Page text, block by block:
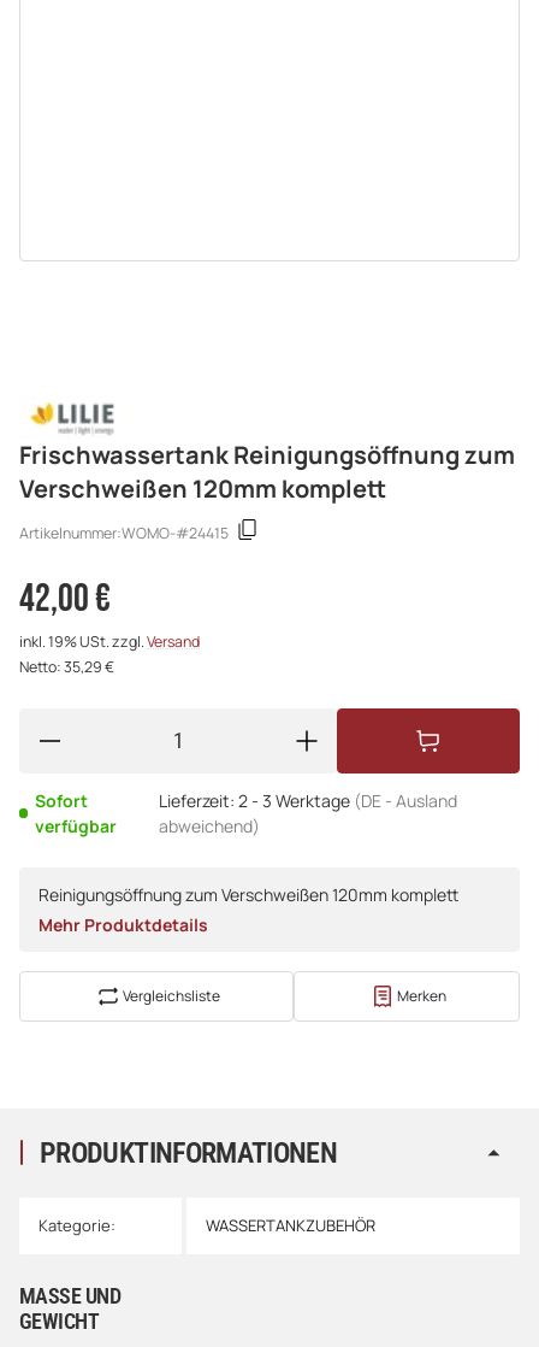
Frischwassertank Reinigungsöffnung zum
Verschweißen 120mm komplett
Artikelnummer:WOMO-#24415
42,00 €
inkl. 19% USt. zzgl.Versand
Netto: 35,29 €
Sofort
verfügbar
Lieferzeit: 2 - 3 Werktage (DE - Ausland
abweichend)
Reinigungsöffnung zum Verschweißen 120mm komplett
Mehr Produktdetails
Vergleichsliste Merken
PRODUKTINFORMATIONEN
Kategorie: WASSERTANKZUBEHÖR
MASSE UND G
EWICHT